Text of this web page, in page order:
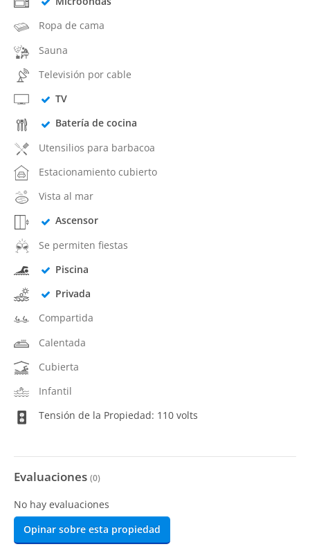
Ropa de cama
Sauna
Televisión por cable
TV
Batería de cocina
Utensilios para barbacoa
Estacionamiento cubierto
Vista al mar
Ascensor
Se permiten fiestas
Piscina
Privada
Compartida
Calentada
Cubierta
Infantil
Tensión de la Propiedad: 110 volts
Evaluaciones (0)
No hay evaluaciones
Opinar sobre esta propiedad